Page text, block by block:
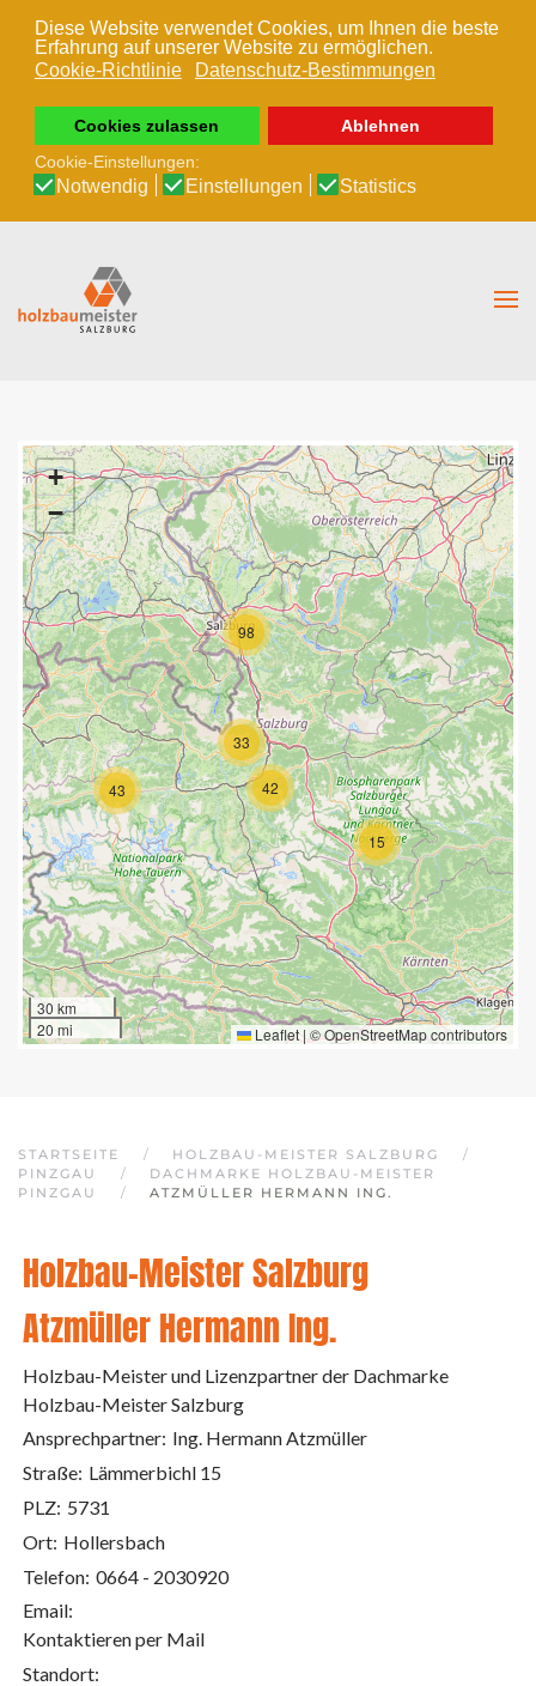
Diese Website verwendet Cookies, um Ihnen die beste
Erfahrung auf unserer Website zu ermöglichen.
Cookie-Richtlinie
Datenschutz-Bestimmungen
Cookies zulassen
Ablehnen
Cookie-Einstellungen:
Notwendig Einstellungen Statistics
Zum Hauptinhalt springen
15
33
42
43
98
+
−
30 km
20 mi
Leaflet | ©OpenStreetMapcontributors
STARTSEITE
HOLZBAU-MEISTER SALZBURG
PINZGAU
DACHMARKE HOLZBAU-MEISTER
PINZGAU
ATZMÜLLER HERMANN ING.
Holzbau-Meister Salzburg
Atzmüller Hermann Ing.
Holzbau-Meister und Lizenzpartner der Dachmarke
Holzbau-Meister Salzburg
Ansprechpartner: Ing. Hermann Atzmüller
Straße: Lämmerbichl 15
PLZ: 5731
Ort: Hollersbach
Telefon: 0664 - 2030920
Email:
Kontaktieren per Mail
Standort: